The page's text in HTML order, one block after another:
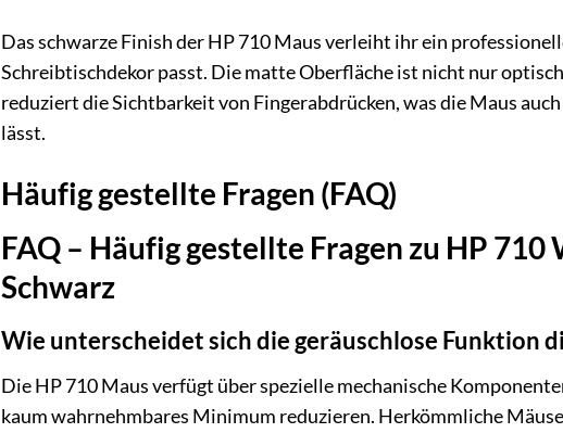
Das schwarze Finish der HP 710 Maus verleiht ihr ein
Schreibtischdekor passt. Die matte Oberfläche ist nicht nur
reduziert die Sichtbarkeit von Fingerabdrücken, was die Maus
lässt.
Häufig gestellte Fragen (FAQ)
FAQ – Häufig gestellte Fragen zu HP
Schwarz
Wie unterscheidet sich die geräuschlose Funktion
Die HP 710 Maus verfügt über spezielle mechanische
kaum wahrnehmbares Minimum reduzieren. Herkömmliche